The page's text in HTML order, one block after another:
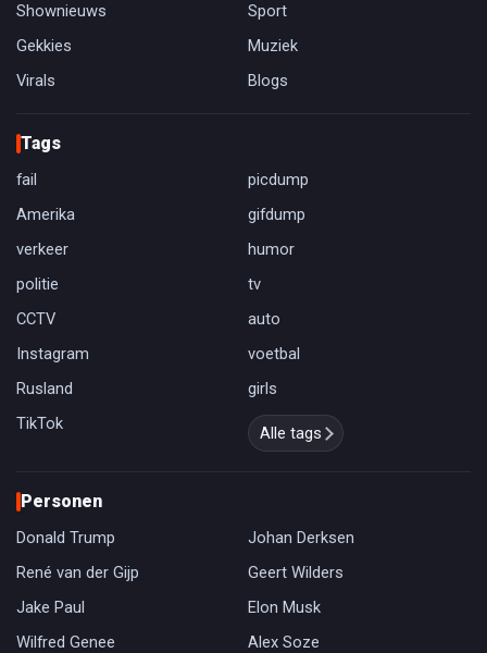
Shownieuws
Sport
Gekkies
Muziek
Virals
Blogs
Tags
fail
picdump
Amerika
gifdump
verkeer
humor
politie
tv
CCTV
auto
Instagram
voetbal
Rusland
girls
TikTok
Alle tags
Personen
Donald Trump
Johan Derksen
René van der Gijp
Geert Wilders
Jake Paul
Elon Musk
Wilfred Genee
Alex Soze